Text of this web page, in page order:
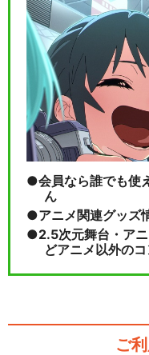
会員なら誰でも使
ん
アニメ関連グッズ
2.5次元舞台・ア
どアニメ以外の
ご